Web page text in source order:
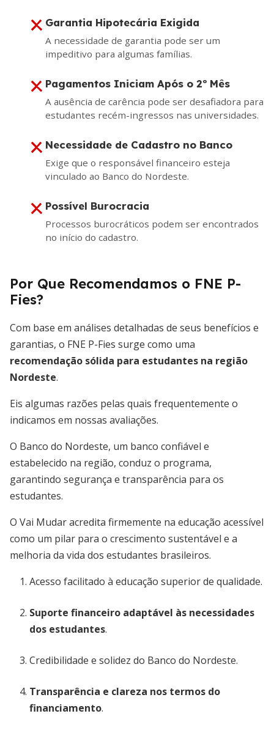
Garantia Hipotecária Exigida
A necessidade de garantia pode ser um
impeditivo para algumas famílias.
Pagamentos Iniciam Após o 2º Mês
A ausência de carência pode ser desafiadora para
estudantes recém-ingressos nas universidades.
Necessidade de Cadastro no Banco
Exige que o responsável financeiro esteja
vinculado ao Banco do Nordeste.
Possível Burocracia
Processos burocráticos podem ser encontrados
no início do cadastro.
Por Que Recomendamos o FNE P-
Fies?
Com base em análises detalhadas de seus benefícios e
garantias, o FNE P-Fies surge como uma
recomendação sólida para estudantes na região
Nordeste.
Eis algumas razões pelas quais frequentemente o
indicamos em nossas avaliações.
O Banco do Nordeste, um banco confiável e
estabelecido na região, conduz o programa,
garantindo segurança e transparência para os
estudantes.
O Vai Mudar acredita firmemente na educação acessível
como um pilar para o crescimento sustentável e a
melhoria da vida dos estudantes brasileiros.
Acesso facilitado à educação superior de qualidade.
Suporte financeiro adaptável às necessidades
dos estudantes.
Credibilidade e solidez do Banco do Nordeste.
Transparência e clareza nos termos do
financiamento.